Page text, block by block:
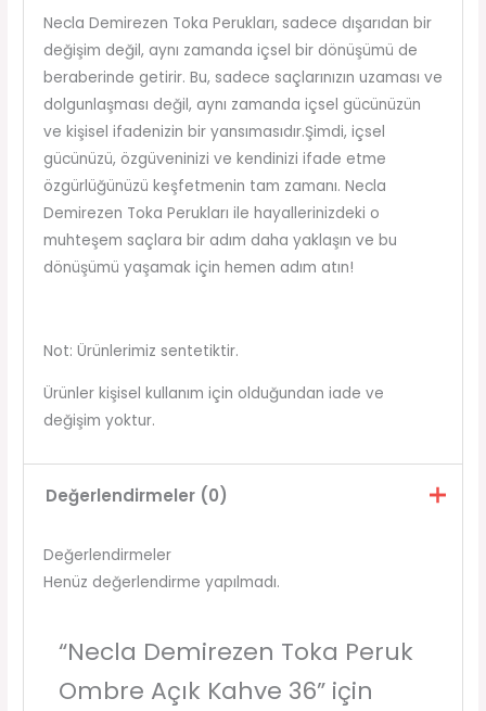
Necla Demirezen Toka Perukları, sadece dışarıdan bir
değişim değil, aynı zamanda içsel bir dönüşümü de
beraberinde getirir. Bu, sadece saçlarınızın uzaması ve
dolgunlaşması değil, aynı zamanda içsel gücünüzün
ve kişisel ifadenizin bir yansımasıdır.Şimdi, içsel
gücünüzü, özgüveninizi ve kendinizi ifade etme
özgürlüğünüzü keşfetmenin tam zamanı. Necla
Demirezen Toka Perukları ile hayallerinizdeki o
muhteşem saçlara bir adım daha yaklaşın ve bu
dönüşümü yaşamak için hemen adım atın!
Not: Ürünlerimiz sentetiktir.
Ürünler kişisel kullanım için olduğundan iade ve
değişim yoktur.
Değerlendirmeler (0)
Değerlendirmeler
Henüz değerlendirme yapılmadı.
“Necla Demirezen Toka Peruk
Ombre Açık Kahve 36” için